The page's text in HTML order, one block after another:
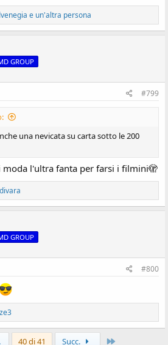
e un'altra persona
GROUP
#799
una nevicata su carta sotto le 200
moda l'ultra fanta per farsi i filmini🫣
GROUP
#800
40 di 41 Succ.